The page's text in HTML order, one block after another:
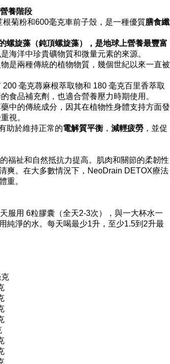
養階段
菊粉和600毫克車前子殼，是一種優質膳食纖
螺旋藻（鈍頂螺旋藻），是地球上營養最豐富
海洋中珍貴礦物質和微量元素的來源。
是兩種傳統的植物物質，幾個世紀以來一直被
毫克蕁麻根萃取物和 180 毫克百里香萃取
食品補充劑，也適合營養壓力時期使用。
中的傳統成分，因其在植物性身體支持方面發
視。
助於維持正常的電解質平衡 ， 減輕疲勞 ，並促
福祉和自然抵抗力提高。肌肉和關節的柔韌性
爽。在大多數情況下，NeoDrain DETOX療法
重。
服用 6粒膠囊（全天2-3次），與一大杯水一
純淨的水。每天喝最少1升，至少1.5到2升最